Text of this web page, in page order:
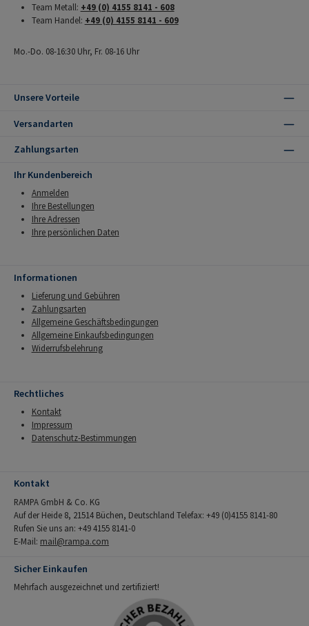
Team Metall: +49 (0) 4155 8141 - 608
Team Handel: +49 (0) 4155 8141 - 609
Mo.-Do. 08-16:30 Uhr, Fr. 08-16 Uhr
Unsere Vorteile
Versandarten
Zahlungsarten
Ihr Kundenbereich
Anmelden
Ihre Bestellungen
Ihre Adressen
Ihre persönlichen Daten
Informationen
Lieferung und Gebühren
Zahlungsarten
Allgemeine Geschäftsbedingungen
Allgemeine Einkaufsbedingungen
Widerrufsbelehrung
Rechtliches
Kontakt
Impressum
Datenschutz-Bestimmungen
Kontakt
RAMPA GmbH & Co. KG
Auf der Heide 8, 21514 Büchen, Deutschland Telefax: +49 (0)4155 8141-80
Rufen Sie uns an: +49 4155 8141-0
E-Mail: mail@rampa.com
Sicher Einkaufen
Mehrfach ausgezeichnet und zertifiziert!